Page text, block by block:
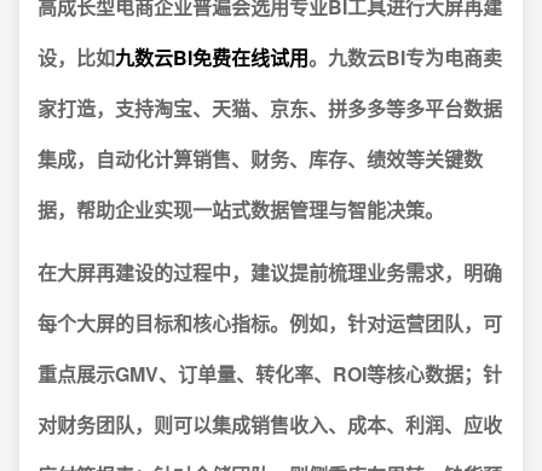
高成长型电商企业普遍会选用专业BI工具进行大屏再建
设，比如九数云BI免费在线试用。 九数云BI专为电商卖
家打造，支持淘宝、天猫、京东、拼多多等多平台数据
集成，自动化计算销售、财务、库存、绩效等关键数
据，帮助企业实现一站式数据管理与智能决策。
在大屏再建设的过程中，建议提前梳理业务需求，明确
每个大屏的目标和核心指标。例如，针对运营团队，可
重点展示GMV、订单量、转化率、ROI等核心数据；针
对财务团队，则可以集成销售收入、成本、利润、应收